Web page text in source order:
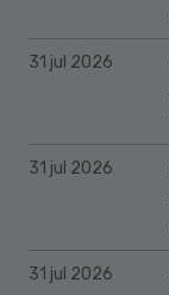
31 jul 2026
31 jul 2026
31 jul 2026